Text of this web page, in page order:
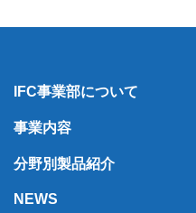
IFC事業部について
事業内容
分野別製品紹介
NEWS